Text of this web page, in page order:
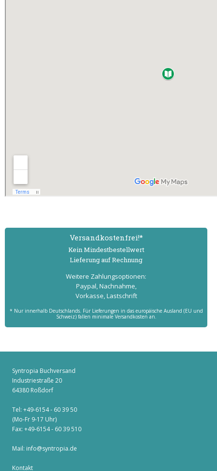
Versand­kostenfrei!*
Kein Mindest­bestell­wert
Lieferung auf Rechnung
Weitere Zahlungs­optionen:
Paypal, Nachnahme,
Vorkasse, Lastschrift
* Nur innerhalb Deutschlands. Für Lieferungen in das europäische Ausland (EU und
Schweiz) fallen minimale Versandkosten an.
Syntropia Buchversand
Industriestraße 20
64380 Roßdorf
Tel: +49-6154 - 60 39 50
(Mo-Fr 9-17 Uhr)
Fax: +49-6154 - 60 39 510
Mail: info@syntropia.de
Kontakt